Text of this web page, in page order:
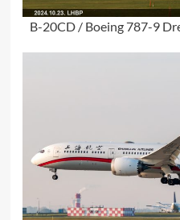
B-20CD / Boeing 787-9